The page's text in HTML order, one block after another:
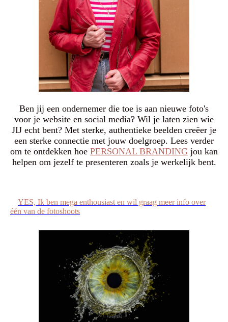
Ben jij een ondernemer die toe is aan nieuwe foto's
voor je website en social media? Wil je laten zien wie
JIJ echt bent? Met sterke, authentieke beelden creëer je
een sterke connectie met jouw doelgroep. Lees verder
om te ontdekken hoe PERSONAL BRANDING jou kan
helpen om jezelf te presenteren zoals je werkelijk bent.
YES, Ik ben mega enthousiast en wil graag meer info over
één van de fotoshoots